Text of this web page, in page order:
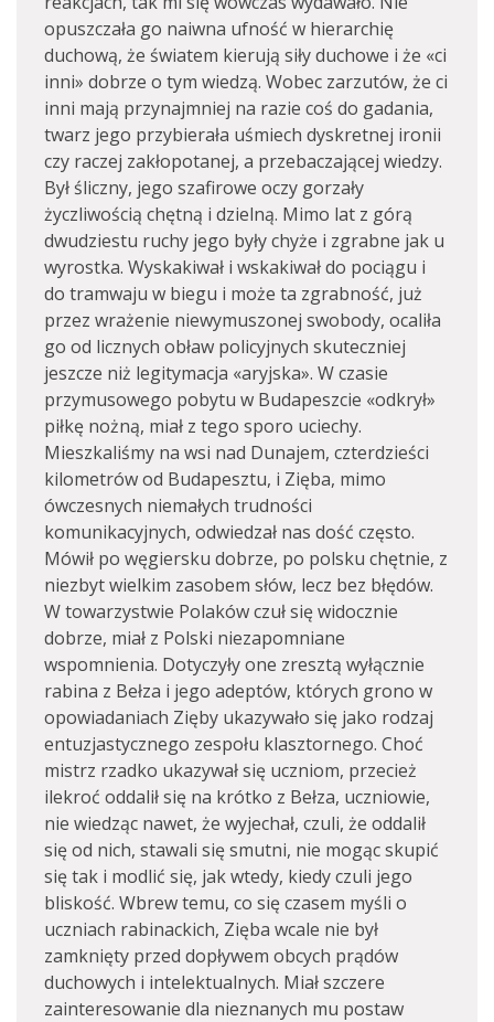
opuszczała go naiwna ufność w hierarchię
duchową, że światem kierują siły duchowe i że «ci
inni» dobrze o tym wiedzą. Wobec zarzutów, że ci
inni mają przynajmniej na razie coś do gadania,
twarz jego przybierała uśmiech dyskretnej ironii
czy raczej zakłopotanej, a przebaczającej wiedzy.
Był śliczny, jego szafirowe oczy gorzały
życzliwością chętną i dzielną. Mimo lat z górą
dwudziestu ruchy jego były chyże i zgrabne jak u
wyrostka. Wyskakiwał i wskakiwał do pociągu i
do tramwaju w biegu i może ta zgrabność, już
przez wrażenie niewymuszonej swobody, ocaliła
go od licznych obław policyjnych skuteczniej
jeszcze niż legitymacja «aryjska». W czasie
przymusowego pobytu w Budapeszcie «odkrył»
piłkę nożną, miał z tego sporo uciechy.
Mieszkaliśmy na wsi nad Dunajem, czterdzieści
kilometrów od Budapesztu, i Zięba, mimo
ówczesnych niemałych trudności
komunikacyjnych, odwiedzał nas dość często.
Mówił po węgiersku dobrze, po polsku chętnie, z
niezbyt wielkim zasobem słów, lecz bez błędów.
W towarzystwie Polaków czuł się widocznie
dobrze, miał z Polski niezapomniane
wspomnienia. Dotyczyły one zresztą wyłącznie
rabina z Bełza i jego adeptów, których grono w
opowiadaniach Zięby ukazywało się jako rodzaj
entuzjastycznego zespołu klasztornego. Choć
mistrz rzadko ukazywał się uczniom, przecież
ilekroć oddalił się na krótko z Bełza, uczniowie,
nie wiedząc nawet, że wyjechał, czuli, że oddalił
się od nich, stawali się smutni, nie mogąc skupić
się tak i modlić się, jak wtedy, kiedy czuli jego
bliskość. Wbrew temu, co się czasem myśli o
uczniach rabinackich, Zięba wcale nie był
zamknięty przed dopływem obcych prądów
duchowych i intelektualnych. Miał szczere
zainteresowanie dla nieznanych mu postaw